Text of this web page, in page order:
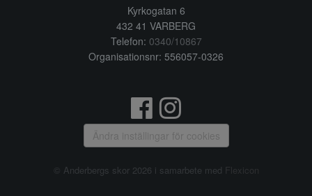
Kyrkogatan 6
432 41 VARBERG
Telefon: 0340/10867
Organisationsnr: 556057-0326
Ändra inställingar för cookies
© Anderbergs skor 2026 i samarbete med Flexicon